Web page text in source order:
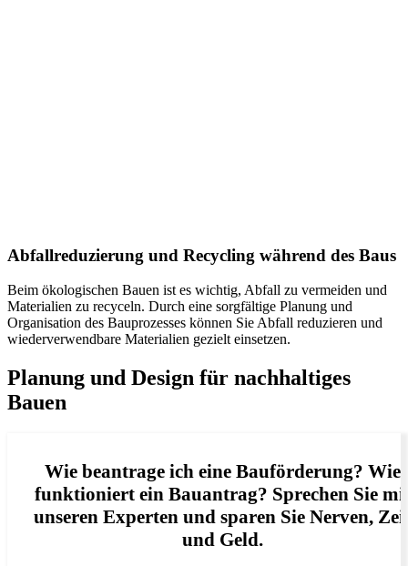
Abfallreduzierung und Recycling während des Baus
Beim ökologischen Bauen ist es wichtig, Abfall zu vermeiden und
Materialien zu recyceln. Durch eine sorgfältige Planung und
Organisation des Bauprozesses können Sie Abfall reduzieren und
wiederverwendbare Materialien gezielt einsetzen.
Planung und Design für nachhaltiges
Bauen
Wie beantrage ich eine Bauförderung? Wie
funktioniert ein Bauantrag? Sprechen Sie
unseren Experten und sparen Sie Nerven,
und Geld.